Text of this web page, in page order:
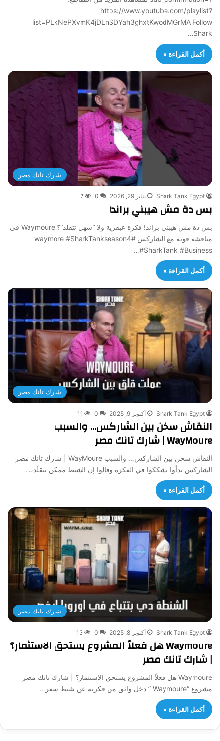
https://www.youtube.com/playlist?
list=PLkNePXvmK4jDLnSDYah3ghxtKwodMGrMA Follow
Shark…
أكمل القراءة »
شارك تانك مصر
Shark Tank Egypt يناير 29, 2026 0
2
بس دة مش هيبني براند!
بس دة مش هيبني براند! فكرة عبقرية ولا “سهل تتقلد”؟ Waymoure في
مناقشة قوية مع الشاركس #waymore #SharkTankseason4
#SharkTank #Business…
أكمل القراءة »
شارك تانك مصر
Shark Tank Egypt أكتوبر 9, 2025 0
11
النقاش سخن بين الشاركس… والسبب
WayMoure | شارك تانك مصر
النقاش سخن بين الشاركس… والسبب WayMoure | شارك تانك مصر
الشاركس بدأوا يشككوا في الفكرة وقالوا إن الشنط ممكن تتقلّد،…
أكمل القراءة »
شارك تانك مصر
Shark Tank Egypt أكتوبر 8, 2025 0
13
Waymoure هل فعلاً المشروع يستحق الاستثمار؟
| شارك تانك مصر
Waymoure هل فعلاً المشروع يستحق الاستثمار؟ | شارك تانك مصر
مشروع “Waymoure ” دخل واثق من فكرته عن شنط سفر…
أكمل القراءة »